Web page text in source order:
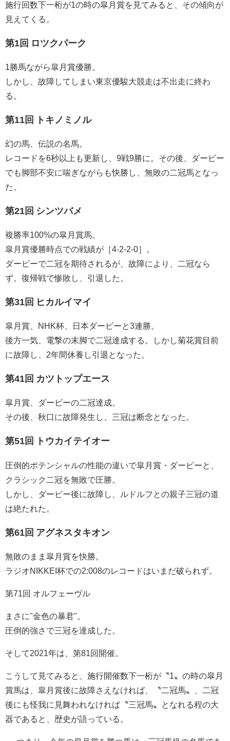
施行回数下一桁が1の時の皐月賞を見てみると、その傾向が
見えてくる。
第1回 ロツクパーク
1勝馬ながら皐月賞優勝。
しかし、故障してしまい東京優駿大競走は不出走に終わ
る。
第11回 トキノミノル
幻の馬、伝説の名馬。
レコードを6秒以上も更新し、9戦9勝に。その後、ダービー
でも脚部不安に喘ぎながらも快勝し、無敗の二冠馬となっ
た。
第21回 シンツバメ
複勝率100%の皐月賞馬。
皐月賞優勝時点での戦績が［4-2-2-0］。
ダービーで二冠を期待されるが、故障により、二冠なら
ず。復帰戦で惨敗し、引退した。
第31回 ヒカルイマイ
皐月賞、NHK杯、日本ダービーと3連勝。
後方一気、電撃の末脚で二冠達成する。しかし菊花賞目前
に故障し、2年間休養し引退となった。
第41回 カツトップエース
皐月賞、ダービーの二冠達成。
その後、秋口に故障発生し、三冠は断念となった。
第51回 トウカイテイオー
圧倒的ポテンシャルの性能の違いで皐月賞・ダービーと、
クラシック二冠を無敗で圧勝。
しかし、ダービー後に故障し、ルドルフとの親子三冠の道
は絶たれた。
第61回 アグネスタキオン
無敗のまま皐月賞を快勝。
ラジオNIKKEI杯での2:008のレコードはいまだ破られず。
第71回 オルフェーヴル
まさに"金色の暴君"。
圧倒的強さで三冠を達成した。
そして2021年は、第81回開催。
こうして見てみると、施行開催数下一桁が〝1〟の時の皐月
賞馬は、皐月賞後に故障さえなければ、〝二冠馬〟、二冠
後にも怪我に見舞われなければ〝三冠馬〟となれる程の大
器であると、歴史が語っている。